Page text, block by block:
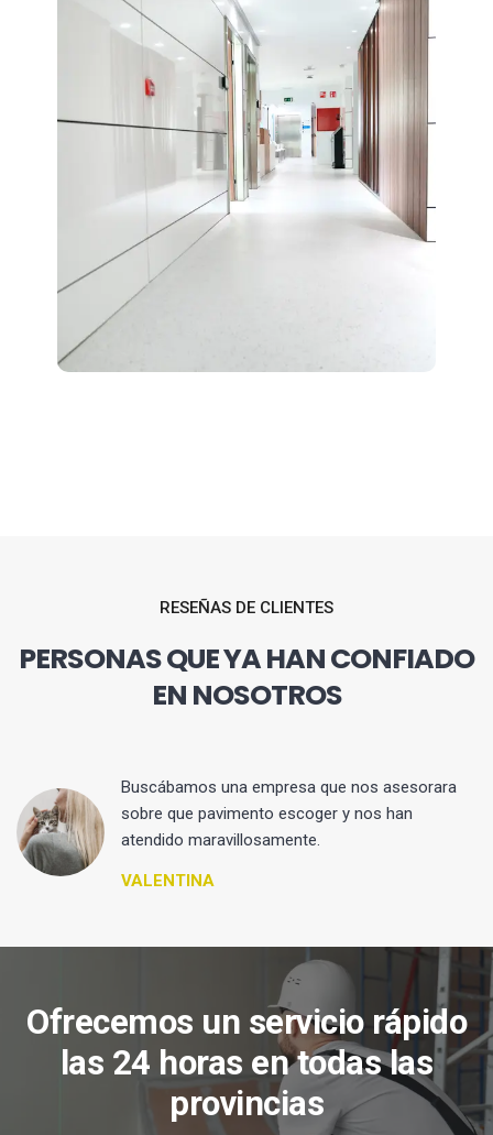
RESEÑAS DE CLIENTES
PERSONAS QUE YA HAN CONFIADO
EN NOSOTROS
Buscábamos una empresa que nos asesorara
sobre que pavimento escoger y nos han
atendido maravillosamente.
VALENTINA
Ofrecemos un servicio rápido
las 24 horas en todas las
provincias